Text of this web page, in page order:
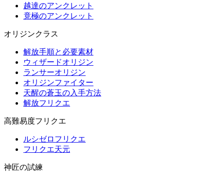
越達のアンクレット
竟極のアンクレット
オリジンクラス
解放手順と必要素材
ウィザードオリジン
ランサーオリジン
オリジンファイター
天醒の蒼玉の入手方法
解放フリクエ
高難易度フリクエ
ルシゼロフリクエ
フリクエ天元
神匠の試練